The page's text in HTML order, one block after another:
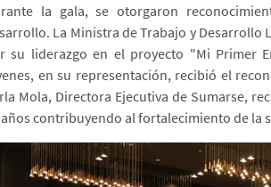
la gala, se otorgaron
La Ministra de Trabajo y Desarrollo
su liderazgo en el proyecto "Mi Primer
en su representación, recibió el
Mola, Directora Ejecutiva de Sumarse,
años contribuyendo al fortalecimiento de la